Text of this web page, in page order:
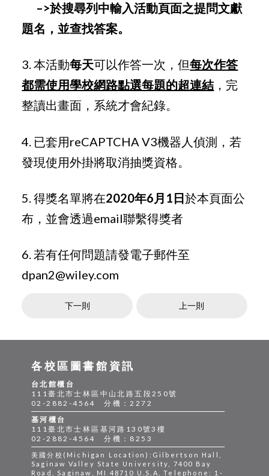
–>於搜尋列中輸入活動頁面之提問文獻
題名，並查找答案。
3. 本活動每天可以作答一次，但每次作答
都需使用學校網路點選每題的超連結 ，完
整讀出畫面，系統才會紀錄。
4. 已套用reCAPTCHA V3機器人偵測，若
發現使用外掛將取消抽獎資格。
5. 得獎名單將在2020年6月1日於本頁面公
布，並會透過email聯繫得獎者
6. 若有任何問題請發電子郵件至
dpan2@wiley.com
下一則 上一則
各校區圖書館資訊
台北館櫃台
111臺北市士林區中山北路五段250號
02-2882-4564 分機：2272
基河櫃台
111臺北市士林區基河路130號3樓
02-2882-4564 分機：8253
美國分校(Michigan Location):Gilbertson Hall,
Saginaw Valley State University, 7400 Bay
Road, Saginaw, MI 48710 U.S.A. Telephone: 1-